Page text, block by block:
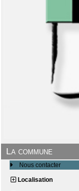
La commune
Nous contacter
Localisation